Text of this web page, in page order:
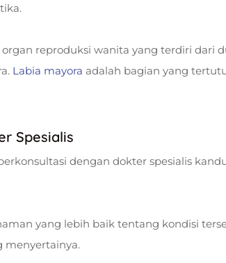
reproduksi wanita yang terdiri dari
Labia mayora adalah bagian yang
Spesialis
dengan dokter spesialis
yang lebih baik tentang kondisi
menyertainya.